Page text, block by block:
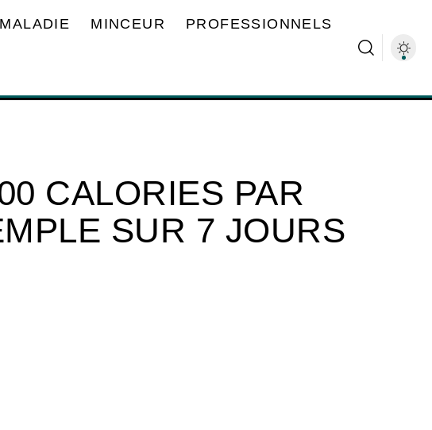
MALADIE MINCEUR PROFESSIONNELS
CALORIES PAR
SUR 7 JOURS